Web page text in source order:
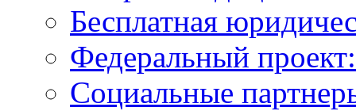
Бесплатная
Федеральный
Социальные